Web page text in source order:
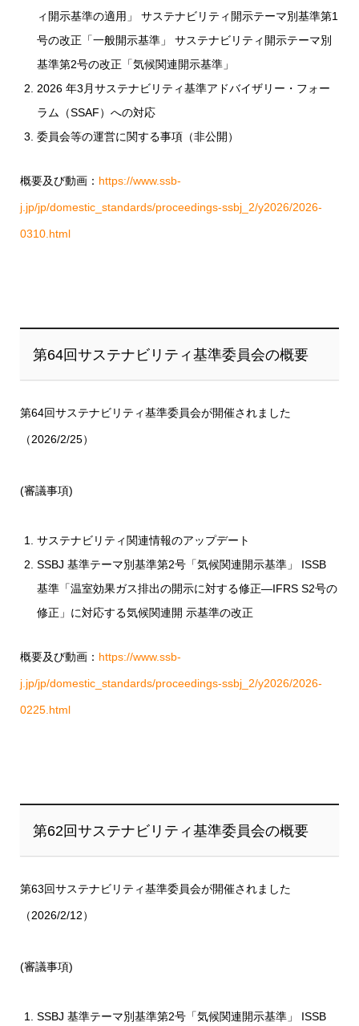
ィ開示基準の適用」 サステナビリティ開示テーマ別基準第1
号の改正「一般開示基準」 サステナビリティ開示テーマ別
基準第2号の改正「気候関連開示基準」
2026 年3月サステナビリティ基準アドバイザリー・フォー
ラム（SSAF）への対応
委員会等の運営に関する事項（非公開）
概要及び動画： https://www.ssb-
j.jp/jp/domestic_standards/proceedings-ssbj_2/y2026/2026-
0310.html
第64回サステナビリティ基準委員会の概要
第64回サステナビリティ基準委員会が開催されました
（2026/2/25）
(審議事項)
サステナビリティ関連情報のアップデート
SSBJ 基準テーマ別基準第2号「気候関連開示基準」 ISSB
基準「温室効果ガス排出の開示に対する修正―IFRS S2号の
修正」に対応する気候関連開 示基準の改正
概要及び動画： https://www.ssb-
j.jp/jp/domestic_standards/proceedings-ssbj_2/y2026/2026-
0225.html
第62回サステナビリティ基準委員会の概要
第63回サステナビリティ基準委員会が開催されました
（2026/2/12）
(審議事項)
SSBJ 基準テーマ別基準第2号「気候関連開示基準」 ISSB